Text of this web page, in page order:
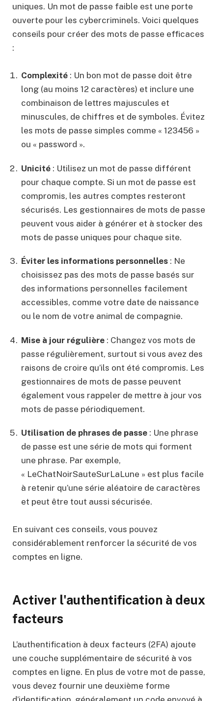
uniques. Un mot de passe faible est une porte
ouverte pour les cybercriminels. Voici quelques
conseils pour créer des mots de passe efficaces
:
Complexité : Un bon mot de passe doit être
long (au moins 12 caractères) et inclure une
combinaison de lettres majuscules et
minuscules, de chiffres et de symboles. Évitez
les mots de passe simples comme « 123456 »
ou « password ».
Unicité : Utilisez un mot de passe différent
pour chaque compte. Si un mot de passe est
compromis, les autres comptes resteront
sécurisés. Les gestionnaires de mots de passe
peuvent vous aider à générer et à stocker des
mots de passe uniques pour chaque site.
Éviter les informations personnelles : Ne
choisissez pas des mots de passe basés sur
des informations personnelles facilement
accessibles, comme votre date de naissance
ou le nom de votre animal de compagnie.
Mise à jour régulière : Changez vos mots de
passe régulièrement, surtout si vous avez des
raisons de croire qu’ils ont été compromis. Les
gestionnaires de mots de passe peuvent
également vous rappeler de mettre à jour vos
mots de passe périodiquement.
Utilisation de phrases de passe : Une phrase
de passe est une série de mots qui forment
une phrase. Par exemple,
« LeChatNoirSauteSurLaLune » est plus facile
à retenir qu’une série aléatoire de caractères
et peut être tout aussi sécurisée.
En suivant ces conseils, vous pouvez
considérablement renforcer la sécurité de vos
comptes en ligne.
Activer l'authentification à deux
facteurs
L’authentification à deux facteurs (2FA) ajoute
une couche supplémentaire de sécurité à vos
comptes en ligne. En plus de votre mot de passe,
vous devez fournir une deuxième forme